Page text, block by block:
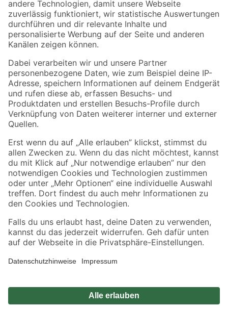
Folge uns
Zahlungsarten Versandarten
Sicher einkaufen
Jetzt die toom-App herunterladen
Alle Preisangaben in EUR inkl. gesetzl. MwSt.. Die dargestellten Angebote sind unter
Umständen nicht in allen Märkten verfügbar. Die angegebenen Verfügbarkeiten beziehen
sich auf den unter "Mein Markt" ausgewählten toom Baumarkt. Alle Angebote und
*Paketversand ab 59 € versandkostenfrei, gilt nicht für Artikel mit Speditionsversand, hier
fallen zusätzliche Versandkosten an.
Privatsphäre Impressum